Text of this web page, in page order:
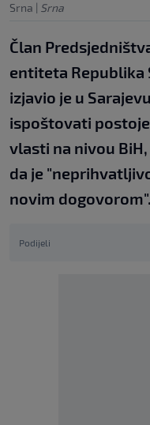
Srna | Srna
Član
entiteta Republika
izjavio je u
ispoštovati
vlasti na nivou
da je
novim dogovorom".
Podijeli